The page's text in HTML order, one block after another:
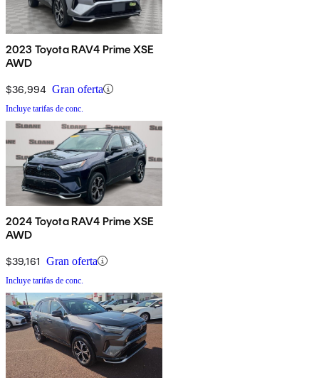
2023 Toyota RAV4 Prime XSE
AWD
$36,994 Gran oferta
Incluye tarifas de conc.
2024 Toyota RAV4 Prime XSE
AWD
$39,161 Gran oferta
Incluye tarifas de conc.